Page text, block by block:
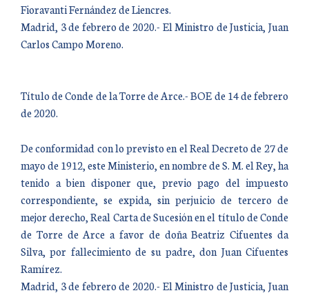
Fioravanti Fernández de Liencres.
Madrid, 3 de febrero de 2020.- El Ministro de Justicia, Juan
Carlos Campo Moreno.
Título de Conde de la Torre de Arce.- BOE de 14 de febrero
de 2020.
De conformidad con lo previsto en el Real Decreto de 27 de
mayo de 1912, este Ministerio, en nombre de S. M. el Rey, ha
tenido a bien disponer que, previo pago del impuesto
correspondiente, se expida, sin perjuicio de tercero de
mejor derecho, Real Carta de Sucesión en el título de Conde
de Torre de Arce a favor de doña Beatriz Cifuentes da
Silva, por fallecimiento de su padre, don Juan Cifuentes
Ramírez.
Madrid, 3 de febrero de 2020.- El Ministro de Justicia, Juan